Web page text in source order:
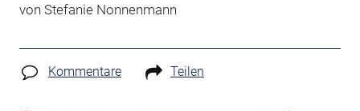
von Stefanie Nonnenmann
Kommentare Teilen